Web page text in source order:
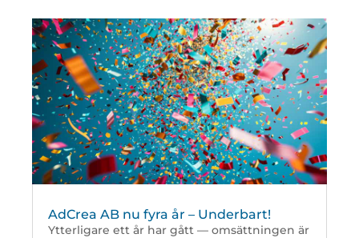
AdCrea AB nu fyra år – Underbart!
Ytterligare ett år har gått — omsättningen är